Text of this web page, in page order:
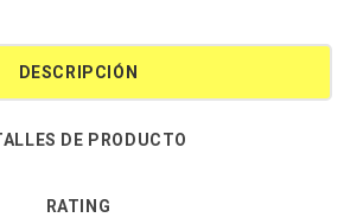
DESCRIPCIÓN
DE PRODUCTO
RATING